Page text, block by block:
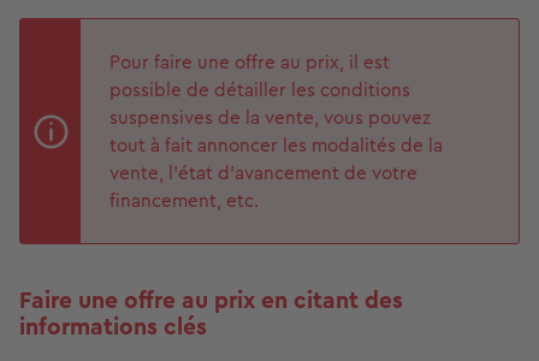
Pour faire une offre au prix, il est
possible de détailler les conditions
suspensives de la vente, vous pouvez
tout à fait annoncer les modalités de la
vente, l'état d'avancement de votre
financement, etc.
Faire une offre au prix en citant des
informations clés